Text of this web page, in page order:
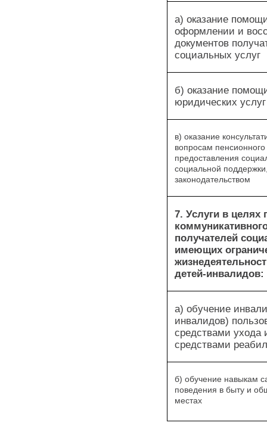
а) оказание
оформлении и
документов
социальных услуг
б) оказание
юридических услуг
в) оказание
вопросам
предоставления
социальной
законодательством
7. Услуги в
получателей
имеющих
детей-инвалидов:
а) обучение
инвалидов)
средствами ухода
средствами
б) обучение навыкам
поведения в быту и
местах